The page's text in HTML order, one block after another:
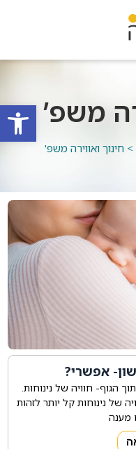
פתח משפ’
> חינוך ואווירה משפ'
אפשרי?
הגוף- חוויה של נינוחות.
של נינוחות קל יותר לזהות
מענה